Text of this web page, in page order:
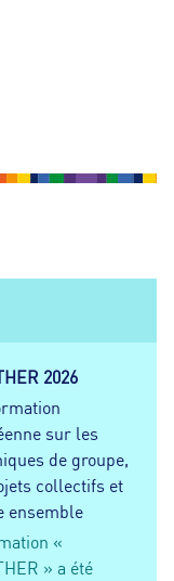
2026
sur les
de groupe,
collectifs et
ensemble
«
» a été